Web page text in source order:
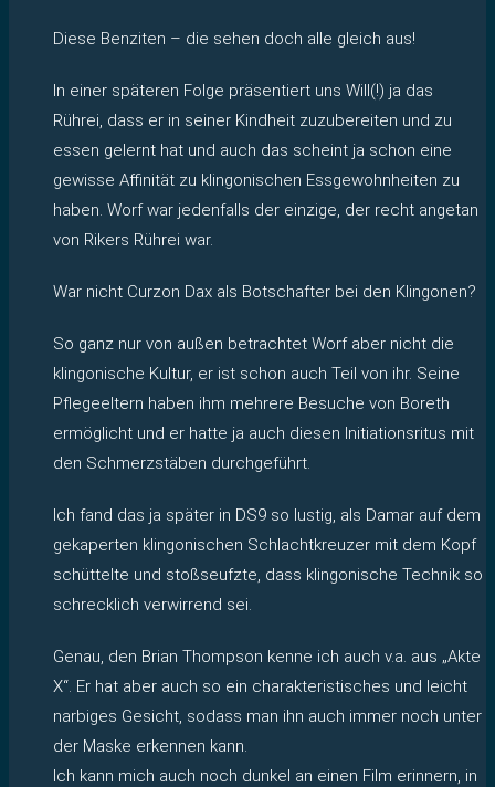
Diese Benziten – die sehen doch alle gleich aus!
In einer späteren Folge präsentiert uns Will(!) ja das
Rührei, dass er in seiner Kindheit zuzubereiten und zu
essen gelernt hat und auch das scheint ja schon eine
gewisse Affinität zu klingonischen Essgewohnheiten zu
haben. Worf war jedenfalls der einzige, der recht angetan
von Rikers Rührei war.
War nicht Curzon Dax als Botschafter bei den Klingonen?
So ganz nur von außen betrachtet Worf aber nicht die
klingonische Kultur, er ist schon auch Teil von ihr. Seine
Pflegeeltern haben ihm mehrere Besuche von Boreth
ermöglicht und er hatte ja auch diesen Initiationsritus mit
den Schmerzstäben durchgeführt.
Ich fand das ja später in DS9 so lustig, als Damar auf dem
gekaperten klingonischen Schlachtkreuzer mit dem Kopf
schüttelte und stoßseufzte, dass klingonische Technik so
schrecklich verwirrend sei.
Genau, den Brian Thompson kenne ich auch v.a. aus „Akte
X“. Er hat aber auch so ein charakteristisches und leicht
narbiges Gesicht, sodass man ihn auch immer noch unter
der Maske erkennen kann.
Ich kann mich auch noch dunkel an einen Film erinnern, in